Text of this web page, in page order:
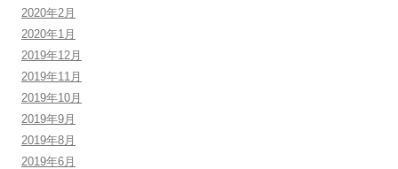
2020年2月
2020年1月
2019年12月
2019年11月
2019年10月
2019年9月
2019年8月
2019年6月